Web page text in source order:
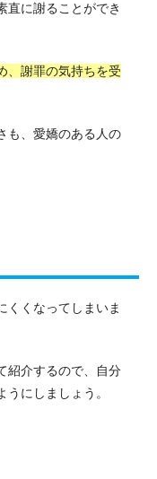
直に謝ることができ
、謝罪の気持ちを受
も、愛嬌のある人の
くくなってしまいま
紹介するので、自分
にしましょう。